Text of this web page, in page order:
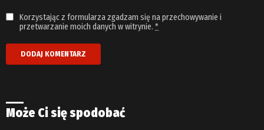
Korzystając z formularza zgadzam się na przechowywanie i
przetwarzanie moich danych w witrynie. *
Może Ci się spodobać